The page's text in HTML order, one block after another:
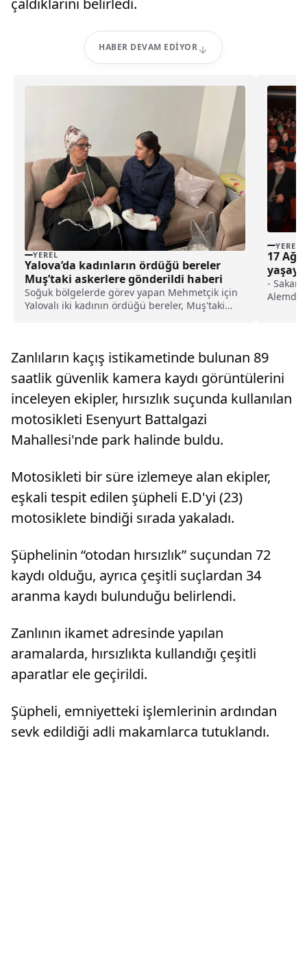
çaldıklarını belirledi.
HABER DEVAM EDIYOR
YEREL
Yalova’da kadınların ördüğü bereler
Muş’taki askerlere gönderildi haberi
Soğuk bölgelerde görev yapan Mehmetçik için
Yalovalı iki kadının ördüğü bereler, Muş'taki
yaşındaki Sabahat ...
YEREL
17
-
Zanlıların kaçış istikametinde bulunan 89
saatlik güvenlik kamera kaydı görüntülerini
inceleyen ekipler, hırsızlık suçunda kullanılan
motosikleti Esenyurt Battalgazi
Mahallesi'nde park halinde buldu.
Motosikleti bir süre izlemeye alan ekipler,
eşkali tespit edilen şüpheli E.D'yi (23)
motosiklete bindiği sırada yakaladı.
Şüphelinin “otodan hırsızlık” suçundan 72
kaydı olduğu, ayrıca çeşitli suçlardan 34
aranma kaydı bulunduğu belirlendi.
Zanlının ikamet adresinde yapılan
aramalarda, hırsızlıkta kullandığı çeşitli
aparatlar ele geçirildi.
Şüpheli, emniyetteki işlemlerinin ardından
sevk edildiği adli makamlarca tutuklandı.